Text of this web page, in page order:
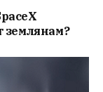
землянам?